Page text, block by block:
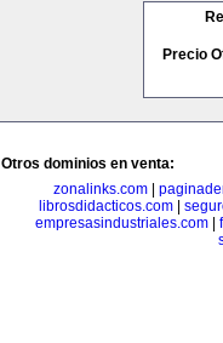
Precio
Otros dominios en venta:
zonalinks.com|
librosdidacticos.com|
empresasindustriales.com|